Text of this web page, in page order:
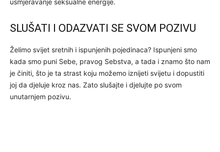
usmjeravanje seksualne energije.
SLUŠATI I ODAZVATI SE SVOM POZIVU
Želimo svijet sretnih i ispunjenih pojedinaca? Ispunjeni smo
kada smo puni Sebe, pravog Sebstva, a tada i znamo što nam
je činiti, što je ta strast koju možemo iznijeti svijetu i dopustiti
joj da djeluje kroz nas. Zato slušajte i djelujte po svom
unutarnjem pozivu.